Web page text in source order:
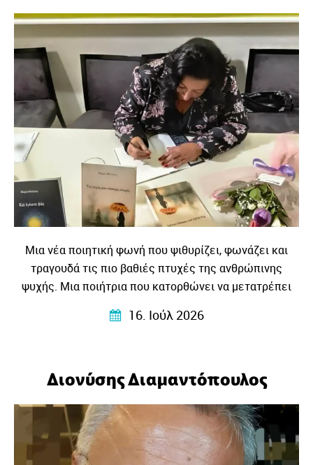
Μια νέα ποιητική φωνή που ψιθυρίζει, φωνάζει και
τραγουδά τις πιο βαθιές πτυχές της ανθρώπινης
ψυχής. Μια ποιήτρια που κατορθώνει να μετατρέπει
στοχασμούς της σε στίχους που αγγίζουν, ταράζουν και
16. Ιούλ 2026
Διονύσης Διαμαντόπουλος